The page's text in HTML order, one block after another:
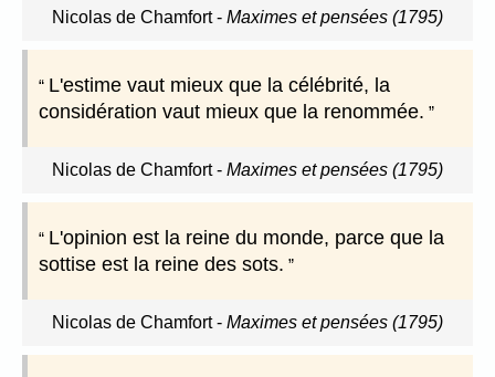
Nicolas de Chamfort- Maximes et pensées (1795)
L'estime vaut mieux que la célébrité, la
considération vaut mieux que la renommée.
Nicolas de Chamfort- Maximes et pensées (1795)
L'opinion est la reine du monde, parce que la
sottise est la reine des sots.
Nicolas de Chamfort- Maximes et pensées (1795)